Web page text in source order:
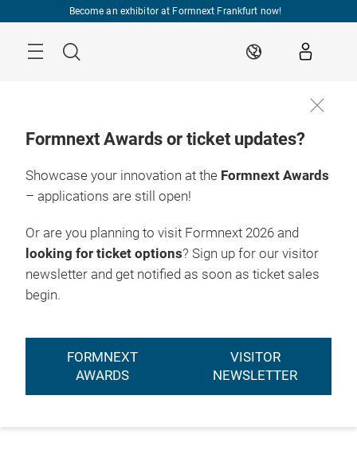
Become an exhibitor at Formnext Frankfurt now!
Search EN
Formnext Awards or ticket updates?
Showcase your innovation at the Formnext Awards
– applications are still open!
Or are you planning to visit Formnext 2026 and
looking for ticket options? Sign up for our visitor
newsletter and get notified as soon as ticket sales
begin.
FORMNEXT
AWARDS
VISITOR
NEWSLETTER